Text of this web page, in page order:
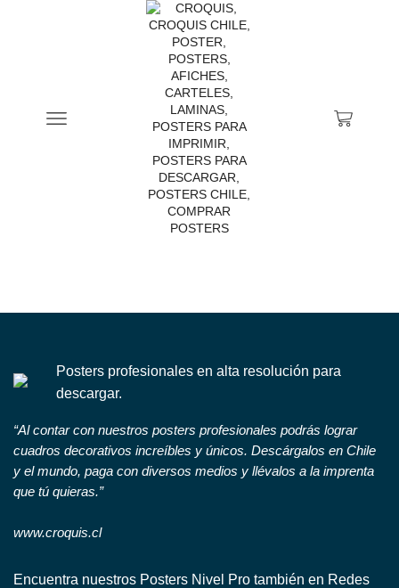
No posts were found!
Sorry, but nothing matched your search terms. Please try
again with some different keywords
Showing all 0 posts
Posters profesionales en alta resolución para
descargar.
“Al contar con nuestros posters profesionales podrás lograr
cuadros decorativos increíbles y únicos. Descárgalos en Chile
y el mundo, paga con diversos medios y llévalos a la imprenta
que tú quieras.”
www.croquis.cl
Encuentra nuestros Posters Nivel Pro también en Redes